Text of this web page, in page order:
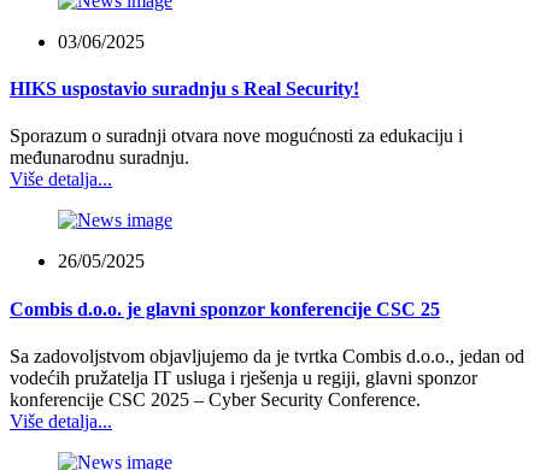
03/06/2025
HIKS uspostavio suradnju s Real Security!
Sporazum o suradnji otvara nove mogućnosti za edukaciju i
međunarodnu suradnju.
Više detalja...
26/05/2025
Combis d.o.o. je glavni sponzor konferencije CSC 25
Sa zadovoljstvom objavljujemo da je tvrtka Combis d.o.o., jedan od
vodećih pružatelja IT usluga i rješenja u regiji, glavni sponzor
konferencije CSC 2025 – Cyber Security Conference.
Više detalja...